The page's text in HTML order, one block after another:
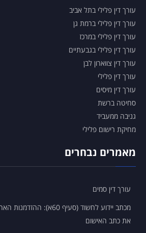
הסדר מותנה
עורך דין פלילי בתל אביב
עורך דין פלילי ברמת גן
עורך דין פלילי במרכז
עורך דין פלילי בגבעתיים
עורך דין צווארון לבן
עורך דין פלילי
עורך דין מיסים
סחיטה ברשת
גניבה ממעביד
מחיקת רישום פלילי
מאמרים נבחרים
עורך דין סמים
מכתב יידוע לחשוד (סעיף 60א):
את כתב האישום